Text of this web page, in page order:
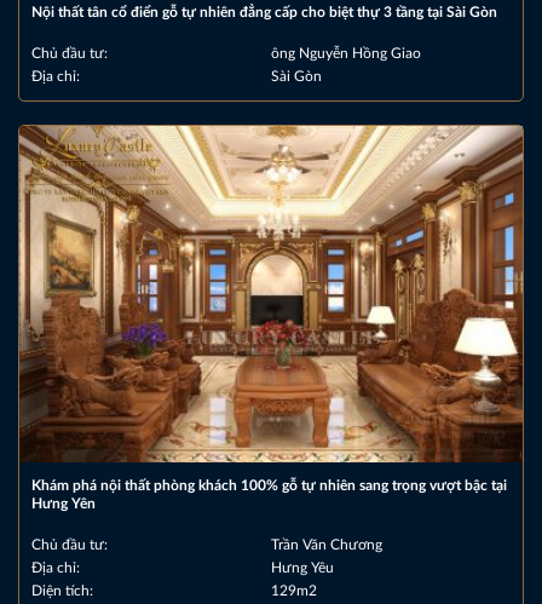
Nội thất tân cổ điển gỗ tự nhiên đẳng cấp cho biệt thự 3 tầng tại Sài Gòn
Chủ đầu tư:
ông Nguyễn Hồng Giao
Địa chỉ:
Sài Gòn
Khám phá nội thất phòng khách 100% gỗ tự nhiên sang trọng vượt bậc tại
Hưng Yên
Chủ đầu tư:
Trần Văn Chương
Địa chỉ:
Hưng Yêu
Diện tích:
129m2